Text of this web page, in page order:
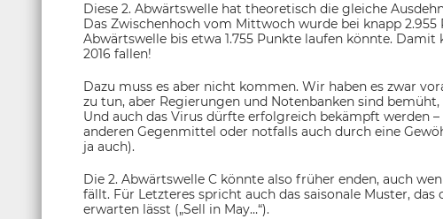
Diese 2. Abwärtswelle hat theoretisch die gleiche
Das Zwischenhoch vom Mittwoch wurde bei knapp 2.955
Abwärtswelle bis etwa 1.755 Punkte laufen könnte. Damit
2016 fallen!
Dazu muss es aber nicht kommen. Wir haben es zwar
zu tun, aber Regierungen und Notenbanken sind
Und auch das Virus dürfte erfolgreich bekämpft werden
anderen Gegenmittel oder notfalls auch durch eine
ja auch).
Die 2. Abwärtswelle C könnte also früher enden, auch
fällt. Für Letzteres spricht auch das saisonale Muster, das
erwarten lässt („Sell in May…“).